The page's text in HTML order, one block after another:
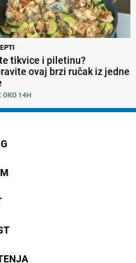
tikvice i piletinu?
ovaj brzi ručak iz jedne
OKO 14H